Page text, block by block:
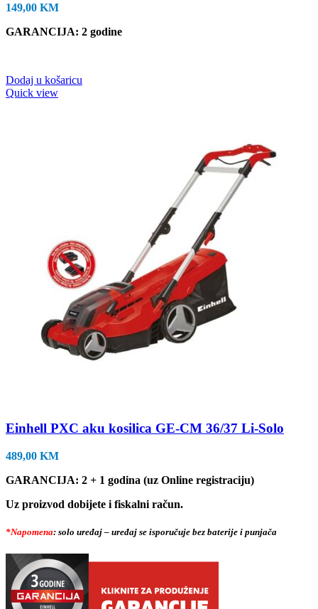
149,00 KM
GARANCIJA: 2 godine
Dodaj u košaricu
Quick view
Einhell PXC aku kosilica GE-CM 36/37 Li-Solo
489,00 KM
GARANCIJA: 2 + 1 godina (uz Online registraciju)
Uz proizvod dobijete i fiskalni račun.
*Napomena: solo uređaj – uređaj se isporučuje bez baterije i punjača